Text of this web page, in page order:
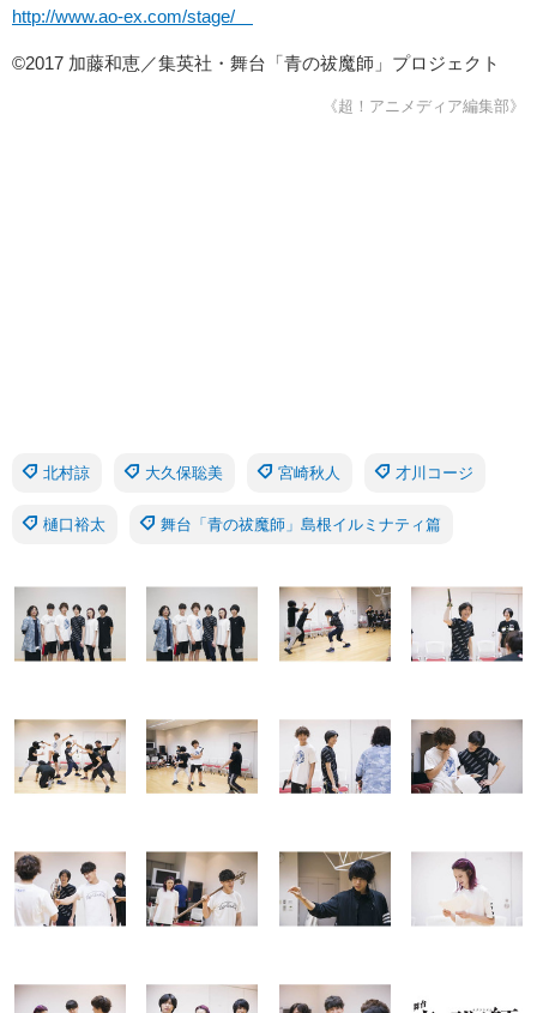
http://www.ao-ex.com/stage/
©2017 加藤和恵／集英社・舞台「青の祓魔師」プロジェクト
《超！アニメディア編集部》
北村諒 大久保聡美 宮崎秋人 才川コージ
樋口裕太 舞台「青の祓魔師」島根イルミナティ篇